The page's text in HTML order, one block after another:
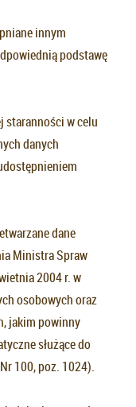
innym
podstawę
staranności w celu
danych
dane
Ministra Spraw
2004 r. w
osobowych oraz
jakim powinny
służące do
100, poz. 1024).